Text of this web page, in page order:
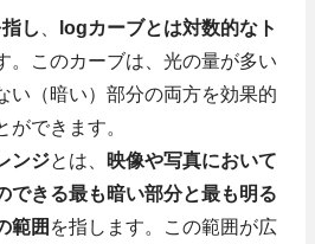
し
logカーブとは対数的なト
。このカーブは、光の量が多い
い（暗い）部分の両方を効果的
ができます。
ンジとは、
映像や写真において
できる最も暗い部分と最も明る
範囲 を指します。この範囲が広